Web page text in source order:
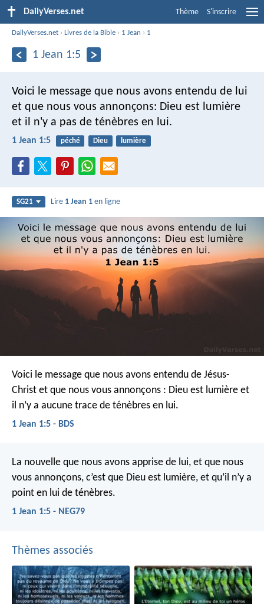
DailyVerses.net Thème S'inscrire
DailyVerses.net ›Livres de la Bible › 1 Jean › 1
1 Jean 1:5
Voici le message que nous avons entendu de lui
et que nous vous annonçons: Dieu est lumière
et il n'y a pas de ténèbres en lui.
1 Jean 1:5 péché Dieu lumière
SG21 Lire 1 Jean 1 en ligne
Voici le message que nous avons entendu de Jésus-
Christ et que nous vous annonçons : Dieu est lumière et
il n’y a aucune trace de ténèbres en lui.
1 Jean 1:5 - BDS
La nouvelle que nous avons apprise de lui, et que nous
vous annonçons, c’est que Dieu est lumière, et qu’il n’y a
point en lui de ténèbres.
1 Jean 1:5 - NEG79
Thèmes associés